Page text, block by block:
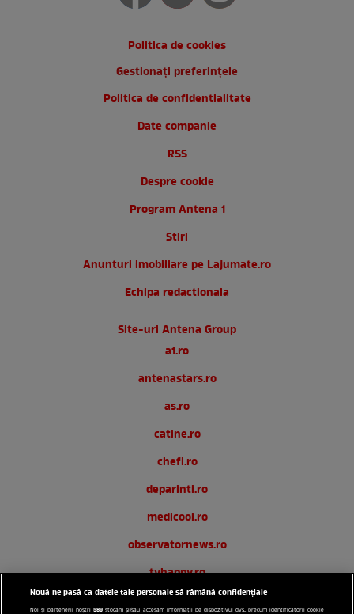
Politica de cookies
Gestionați preferințele
Politica de confidentialitate
Date companie
RSS
Despre cookie
Program Antena 1
Stiri
Anunturi imobiliare pe Lajumate.ro
Echipa redactionala
Site-uri Antena Group
a1.ro
antenastars.ro
as.ro
catine.ro
chefi.ro
deparinti.ro
medicool.ro
observatornews.ro
tvhappy.ro
useit.ro
Nouă ne pasă ca datele tale personale să rămână confidențiale
Noi și partenerii noștri589 stocăm și/sau accesăm informații pe dispozitivul dvs., precum identificatorii cookie